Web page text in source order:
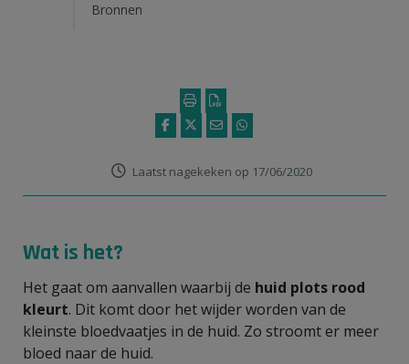
Bronnen
Laatst nagekeken op 17/06/2020
Wat is het?
Het gaat om aanvallen waarbij de huid plots rood
kleurt. Dit komt door het wijder worden van de
kleinste bloedvaatjes in de huid. Zo stroomt er meer
bloed naar de huid.